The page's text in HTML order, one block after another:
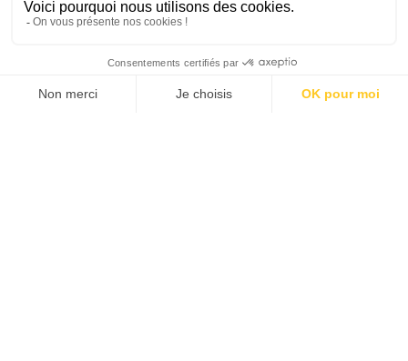
SUIVEZ-NOUS